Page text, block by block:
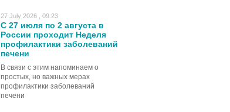
27 July 2026 , 09:23
С 27 июля по 2 августа в
России проходит Неделя
профилактики заболеваний
печени
В связи с этим напоминаем о
простых, но важных мерах
профилактики заболеваний
печени